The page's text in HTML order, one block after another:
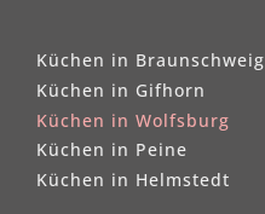
Küchen in Braunschweig
Küchen in Gifhorn
Küchen in Wolfsburg
Küchen in Peine
Küchen in Helmstedt